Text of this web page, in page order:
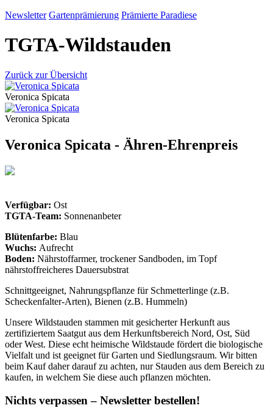
Newsletter Gartenprämierung Prämierte Paradiese
TGTA-Wildstauden
Zurück zur Übersicht
Veronica Spicata
Veronica Spicata
Veronica Spicata - Ähren-Ehrenpreis
Verfügbar: Ost
TGTA-Team: Sonnenanbeter
Blütenfarbe: Blau
Wuchs: Aufrecht
Boden: Nährstoffarmer, trockener Sandboden, im Topf
nährstoffreicheres Dauersubstrat
Schnittgeeignet, Nahrungspflanze für Schmetterlinge (z.B.
Scheckenfalter-Arten), Bienen (z.B. Hummeln)
Unsere Wildstauden stammen mit gesicherter Herkunft aus
zertifiziertem Saatgut aus dem Herkunftsbereich Nord, Ost, Süd
oder West. Diese echt heimische Wildstaude fördert die biologische
Vielfalt und ist geeignet für Garten und Siedlungsraum. Wir bitten
beim Kauf daher darauf zu achten, nur Stauden aus dem Bereich zu
kaufen, in welchem Sie diese auch pflanzen möchten.
Nichts verpassen – Newsletter bestellen!